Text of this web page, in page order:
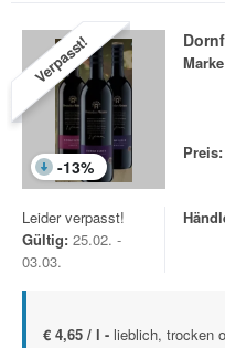
Verpasst!
-13%
Preis:
Leider verpasst!
Gültig: 25.02. -
03.03.
€ 4,65 / l - lieblich, trocken